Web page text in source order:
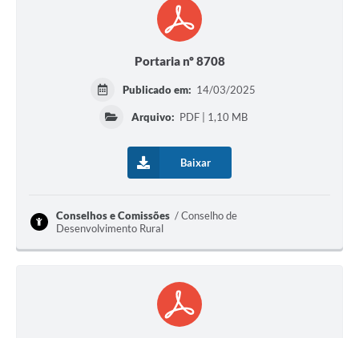
Portaria nº 8708
Publicado em: 14/03/2025
Arquivo: PDF | 1,10 MB
Baixar
Conselhos e Comissões
Conselho de
Desenvolvimento Rural